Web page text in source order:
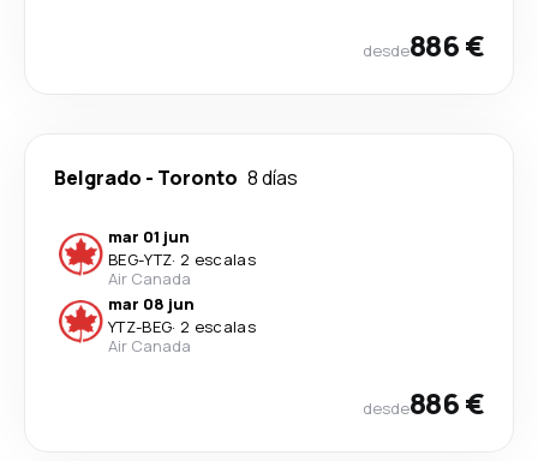
desde886 €
Belgrado - Toronto 8 días
mar 01 jun
BEG-YTZ· 2 escalas
Air Canada
mar 08 jun
YTZ-BEG· 2 escalas
Air Canada
desde886 €